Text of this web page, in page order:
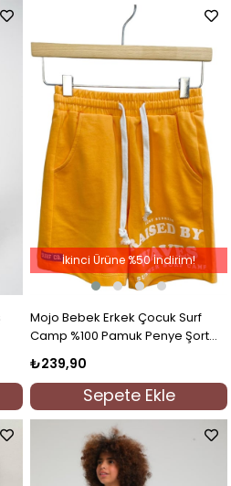
Mojo Bebek Erkek Çocuk Surf
Camp %100 Pamuk Penye Şort
219279 Turuncu
₺239,90
Sepete Ekle
İkinci Ürüne %50 İndirim!